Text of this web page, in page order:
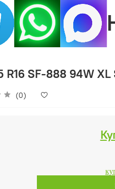
R16 SF-888 94W
(0)